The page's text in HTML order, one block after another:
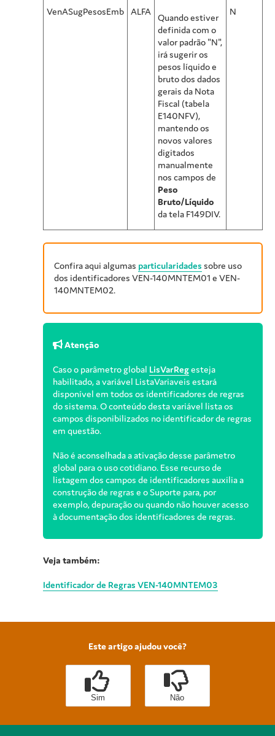
VenASugPesosEmb ALFA
Quando estiver
definida com o
valor padrão "N",
irá sugerir os
pesos líquido e
bruto dos dados
gerais da Nota
Fiscal (tabela
E140NFV),
mantendo os
novos valores
digitados
manualmente
nos campos de
Peso
Bruto/Líquido
da tela F149DIV.
N
Confira aqui algumas particularidades sobre uso
dos identificadores VEN-140MNTEM01 e VEN-
140MNTEM02.
Atenção
Caso o parâmetro global LisVarRegesteja
habilitado, a variável ListaVariaveis estará
disponível em todos os identificadores de regras
do sistema. O conteúdo desta variável lista os
campos disponibilizados no identificador de regras
em questão.
Não é aconselhada a ativação desse parâmetro
global para o uso cotidiano. Esse recurso de
listagem dos campos de identificadores auxilia a
construção de regras e o Suporte para, por
exemplo, depuração ou quando não houver acesso
à documentação dos identificadores de regras.
Veja também:
Identificador de Regras VEN-140MNTEM03
Este artigo ajudou você?
Sim Não